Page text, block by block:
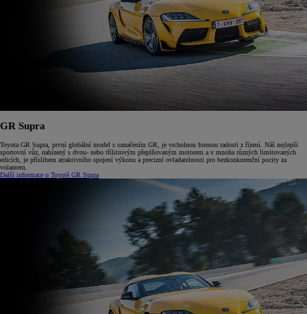
GR Supra
Toyota GR Supra, první globální model s označením GR, je vrcholnou formou radosti z řízení. Náš nejlepší
sportovní vůz, nabízený s dvou- nebo třílitrovým přeplňovaným motorem a v mnoha různých limitovaných
edicích, je příslibem atraktivního spojení výkonu a precizní ovladatelnosti pro bezkonkurenční pocity za
volantem.
Další informace o Toyotě GR Supra